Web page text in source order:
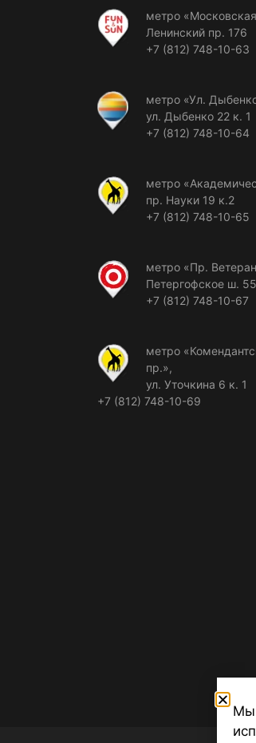
метро
Ленинский пр. 176
+7 (812) 748-10-63
метро «Ул.
ул. Дыбенко 22 к. 1
+7 (812) 748-10-64
метро
пр. Науки 19 к.2
+7 (812) 748-10-65
метро «Пр.
Петергофское ш. 55
+7 (812) 748-10-67
метро
пр.»,
ул. Уточкина 6 к. 1
+7 (812) 748-10-69
Мы